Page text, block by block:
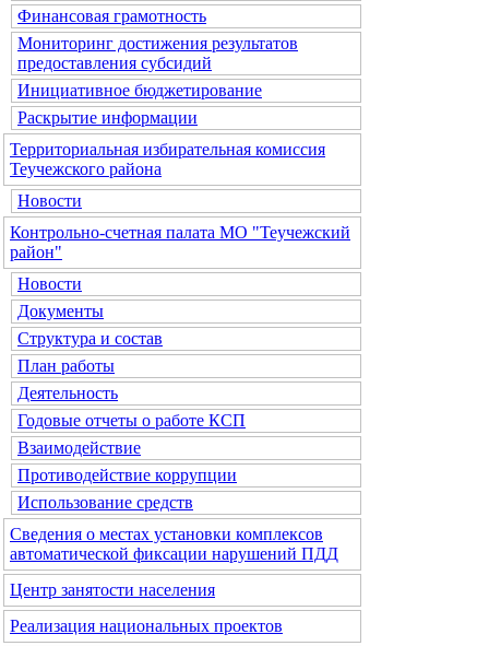
Финансовая грамотность
Мониторинг достижения результатов
предоставления субсидий
Инициативное бюджетирование
Раскрытие информации
Территориальная избирательная комиссия
Теучежского района
Новости
Контрольно-счетная палата МО "Теучежский
район"
Новости
Документы
Структура и состав
План работы
Деятельность
Годовые отчеты о работе КСП
Взаимодействие
Противодействие коррупции
Использование средств
Сведения о местах установки комплексов
автоматической фиксации нарушений ПДД
Центр занятости населения
Реализация национальных проектов